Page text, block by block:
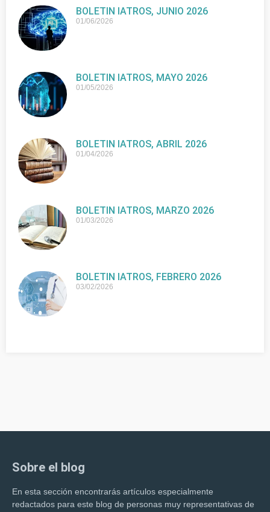
BOLETIN IATROS, JUNIO 2026
01/06/2026
BOLETIN IATROS, MAYO 2026
01/05/2026
BOLETIN IATROS, ABRIL 2026
01/04/2026
BOLETIN IATROS, MARZO 2026
01/03/2026
BOLETIN IATROS, FEBRERO 2026
03/02/2026
Sobre el blog
En esta sección encontrarás artículos especialmente
redactados para este blog de personas muy representativas de